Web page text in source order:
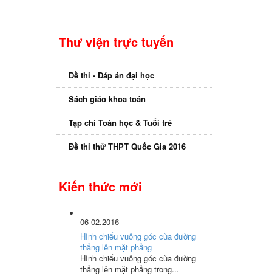
Thư viện trực tuyến
Đề thi - Đáp án đại học
Sách giáo khoa toán
Tạp chí Toán học & Tuổi trẻ
Đề thi thử THPT Quốc Gia 2016
Kiến thức mới
06 02.2016
Hình chiếu vuông góc của đường
thẳng lên mặt phẳng
Hình chiếu vuông góc của đường
thẳng lên mặt phẳng trong...